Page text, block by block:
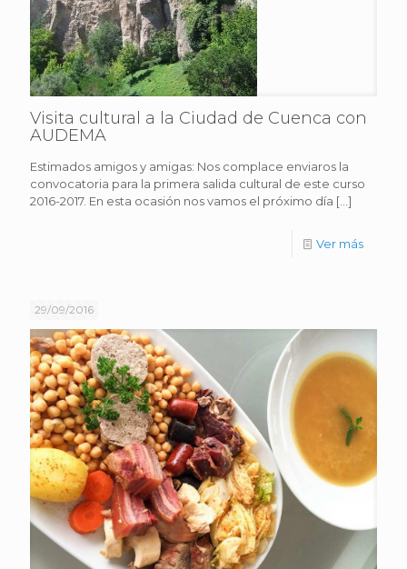
Visita cultural a la Ciudad de Cuenca con
AUDEMA
Estimados amigos y amigas: Nos complace enviaros la
convocatoria para la primera salida cultural de este curso
2016-2017. En esta ocasión nos vamos el próximo día […]
Ver más
29/09/2016